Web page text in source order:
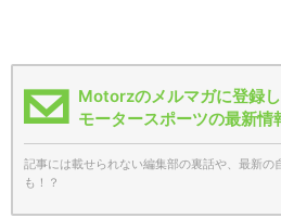
Motorzのメルマガに登録
モータースポーツの最新情
記事には載せられない編集部の裏話や、最新の
も！？